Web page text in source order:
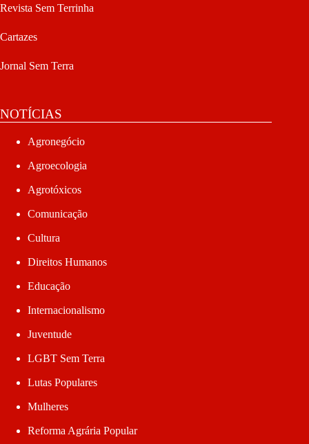
Revista Sem Terrinha
Cartazes
Jornal Sem Terra
NOTÍCIAS
Agronegócio
Agroecologia
Agrotóxicos
Comunicação
Cultura
Direitos Humanos
Educação
Internacionalismo
Juventude
LGBT Sem Terra
Lutas Populares
Mulheres
Reforma Agrária Popular